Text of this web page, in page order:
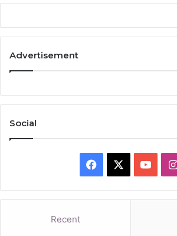
Advertisement
Social
Facebook
Recent